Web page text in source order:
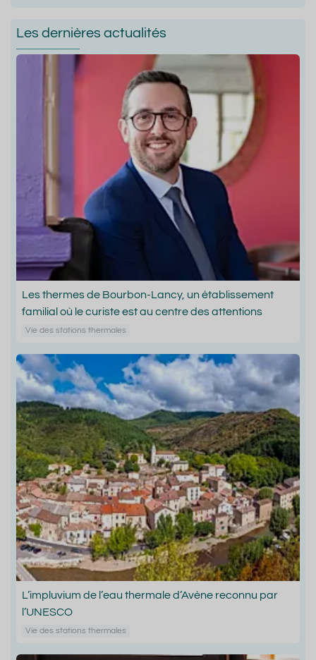
Les dernières actualités
Les thermes de Bourbon-Lancy, un établissement
familial où le curiste est au centre des attentions
Vie des stations thermales
L’impluvium de l’eau thermale d’Avène reconnu par
l’UNESCO
Vie des stations thermales